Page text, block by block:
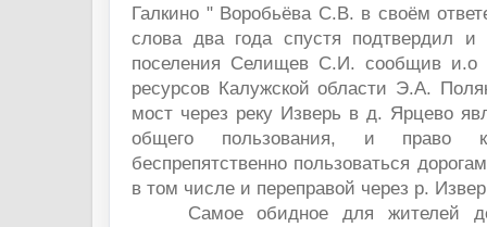
Галкино " Воробьёва С.В. в своём
слова два года спустя подтвердил
поселения Селищев С.И. сообщив и.о
ресурсов Калужской области Э.А.
мост через реку Изверь в д. Ярцево
общего пользования, и право
беспрепятственно пользоваться
в том числе и переправой через р.
Самое обидное для жителей